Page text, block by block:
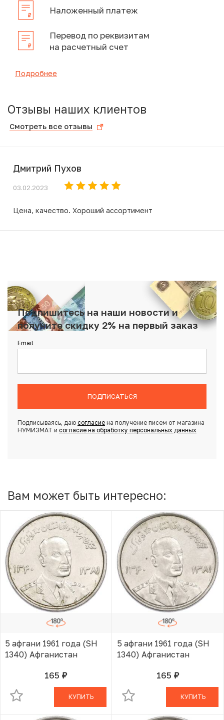
Наложенный платеж
Перевод по реквизитам
на расчетный счет
Подробнее
Отзывы наших клиентов
Смотреть все отзывы
Дмитрий Пухов
03.02.2023
Цена, качество. Хороший ассортимент
Подпишитесь на наши новости и
получите скидку 2% на первый заказ
Email
ПОДПИСАТЬСЯ
Подписываясь, даю согласиена получение писем от магазина
НУМИЗМАТ и согласие на обработку персональных данных
Вам может быть интересно:
5 афгани 1961 года (SH
1340) Афганистан
165 руб.В КОРЗИНЕ
КУПИТЬ
5 афгани 1961 года (SH
1340) Афганистан
165 руб.В КОРЗИНЕ
КУПИТЬ